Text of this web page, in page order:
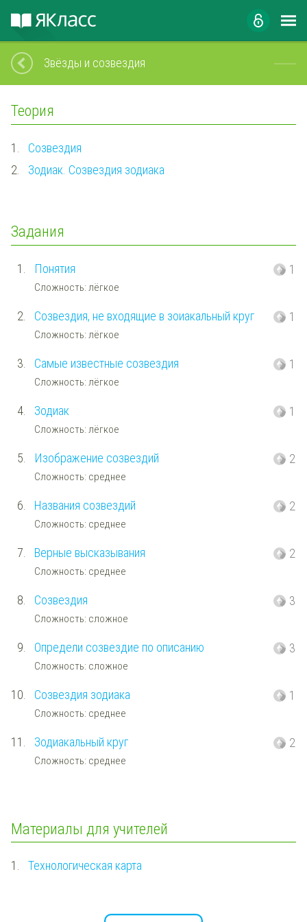
Звёзды и созвездия
Теория
1.
Созвездия
2.
Зодиак. Созвездия зодиака
Задания
1. Понятия
Сложность: лёгкое
1
2. Созвездия, не входящие в зоиакальный круг
Сложность: лёгкое
1
3. Самые известные созвездия
Сложность: лёгкое
1
4. Зодиак
Сложность: лёгкое
1
5. Изображение созвездий
Сложность: среднее
2
6. Названия созвездий
Сложность: среднее
2
7. Верные высказывания
Сложность: среднее
2
8. Созвездия
Сложность: сложное
3
9. Определи созвездие по описанию
Сложность: сложное
3
10. Созвездия зодиака
Сложность: среднее
1
11. Зодиакальный круг
Сложность: среднее
2
Материалы для учителей
1. Технологическая карта